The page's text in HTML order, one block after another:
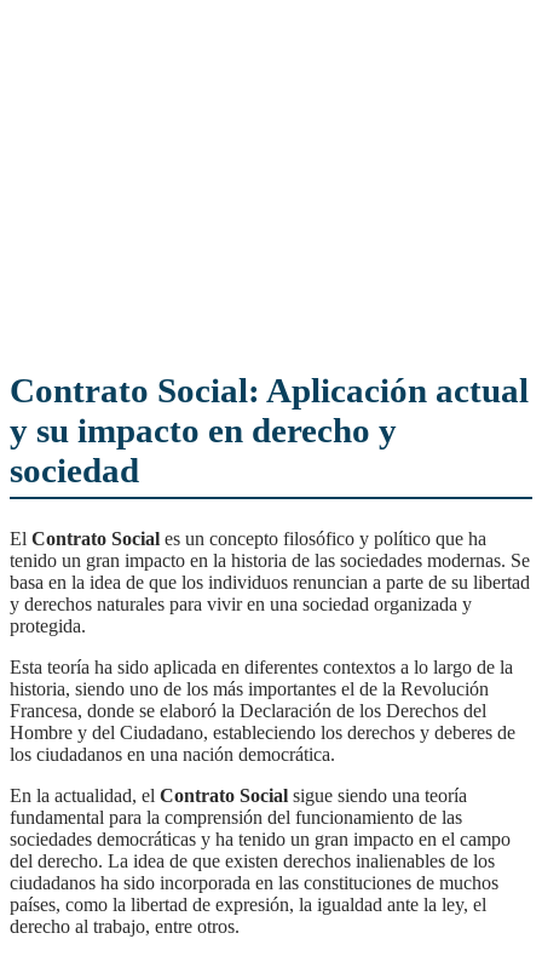
Contrato Social: Aplicación actual
y su impacto en derecho y
sociedad
El Contrato Social es un concepto filosófico y político que ha
tenido un gran impacto en la historia de las sociedades modernas. Se
basa en la idea de que los individuos renuncian a parte de su libertad
y derechos naturales para vivir en una sociedad organizada y
protegida.
Esta teoría ha sido aplicada en diferentes contextos a lo largo de la
historia, siendo uno de los más importantes el de la Revolución
Francesa, donde se elaboró la Declaración de los Derechos del
Hombre y del Ciudadano, estableciendo los derechos y deberes de
los ciudadanos en una nación democrática.
En la actualidad, el Contrato Social sigue siendo una teoría
fundamental para la comprensión del funcionamiento de las
sociedades democráticas y ha tenido un gran impacto en el campo
del derecho. La idea de que existen derechos inalienables de los
ciudadanos ha sido incorporada en las constituciones de muchos
países, como la libertad de expresión, la igualdad ante la ley, el
derecho al trabajo, entre otros.